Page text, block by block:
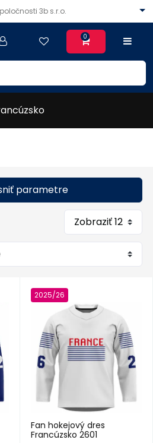
3b s.r.o.
0
parametre
2025/26
Fan hokejový dres
Francúzsko 2601